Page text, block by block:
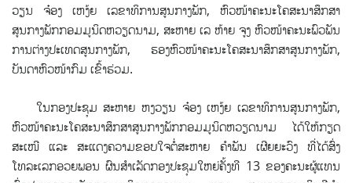
ວຽນ ຈ໋ອງ ເຫງ້ຍ ເລຂາທິການສູນກາງພັກ, ຫົວໜ້າຄະນະໂຄສະນາສຶກສາ
ສູນກາງພັກກອມມູນິດຫວຽດນາມ, ສະຫາຍ ເລ ຫ້າຍ ຈູງ ຫົວໜ້າຄະນະພົວພັນ
ການຕ່າງປະເທດສູນກາງພັກ, ຮອງຫົວໜ້າຄະນະໂຄສະນາສຶກສາສູນກາງພັກ,
ບັນດາຫົວໜ້າກົມ ເຂົ້າຮ່ວມ.
ໃນກອງປະຊຸມ ສະຫາຍ ຫງວຽນ ຈ໋ອງ ເຫງ້ຍ ເລຂາທິການສູນກາງພັກ,
ຫົວໜ້າຄະນະໂຄສະນາສຶກສາສູນກາງພັກກອມມູນິດຫວຽດນາມ ໄດ້ໃຫ້ກຽດ
ສະເໜີ ແລະ ສະແດງຄວາມຂອບໃຈຕໍ່ສະຫາຍ ຄຳພັນ ເຜີຍຍະວົງ ທີ່ໄດ້ສົ່ງ
ໂທລະເລກອວຍພອນ ຜົນສຳເລັດກອງປະຊຸມໃຫຍ່ຄັ້ງທີ 13 ຂອງຄະນະຜູ້ແທນ